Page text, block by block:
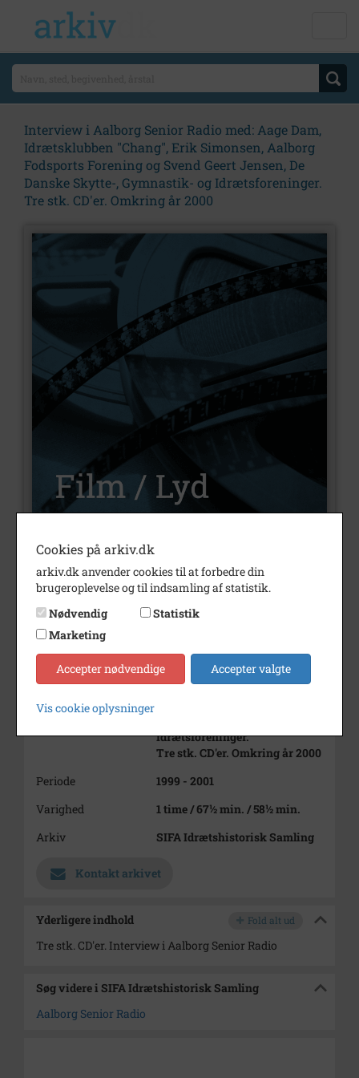
Interview i Aalborg Senior Radio med: Aage Dam,
Idrætsklubben "Chang", Erik Simonsen, Aalborg
Fodsports Forening og Svend Geert Jensen, De
Danske Skytte-, Gymnastik- og Idrætsforeninger.
Tre stk. CD'er. Omkring år 2000
Nummer
L9
Type
Film og lyd
Bemærkning
Idrætsklubben "Chang", Erik
Simonsen, Aalborg Fodsports
Forening og Svend Geert
Idrætsforeninger.
Tre stk. CD'er. Omkring år 2000
Periode
1999 - 2001
Varighed
1 time / 67½ min. / 58½ min.
Arkiv
SIFA Idrætshistorisk Samling
Kontakt arkivet
Yderligere indhold Fold alt ud
Tre stk. CD'er. Interview i Aalborg Senior Radio
Søg videre i SIFA Idrætshistorisk Samling
Aalborg Senior Radio
Cookies på arkiv.dk
arkiv.dk anvender cookies til at forbedre din
brugeroplevelse og til indsamling af statistik.
Nødvendig
Statistik
Marketing
Accepter nødvendige Accepter valgte
Vis cookie oplysninger